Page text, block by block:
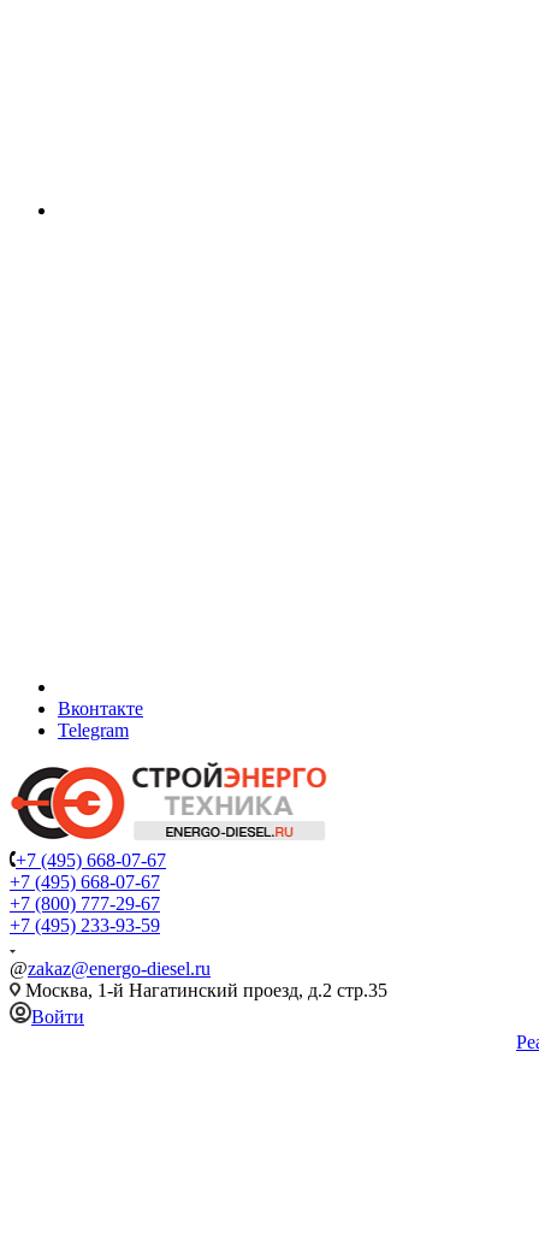
Вконтакте
Telegram
+7 (495) 668-07-67
+7 (495) 668-07-67
+7 (800) 777-29-67
+7 (495) 233-93-59
@zakaz@energo-diesel.ru
Москва, 1-й Нагатинский проезд, д.2 стр.35
Войти